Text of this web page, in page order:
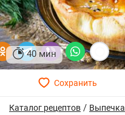
40 мин
Каталог рецептов / Выпечка